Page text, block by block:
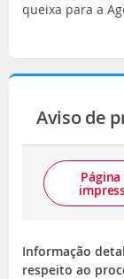
queixa para a
Aviso de
Página
Informação
respeito ao